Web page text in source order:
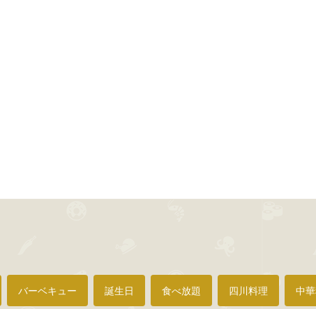
バーベキュー 誕生日 食べ放題 四川料理 中